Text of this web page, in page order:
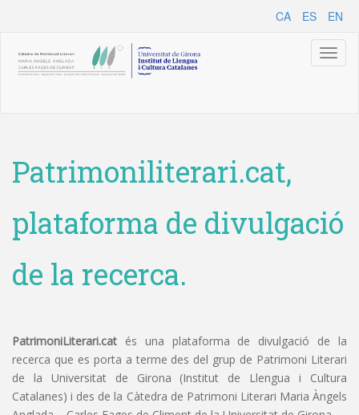
CA ES EN
Patrimoniliterari.cat,
plataforma de divulgació
de la recerca.
PatrimoniLiterari.cat és una plataforma de divulgació de la
recerca que es porta a terme des del grup de Patrimoni Literari
de la Universitat de Girona (Institut de Llengua i Cultura
Catalanes) i des de la Càtedra de Patrimoni Literari Maria Àngels